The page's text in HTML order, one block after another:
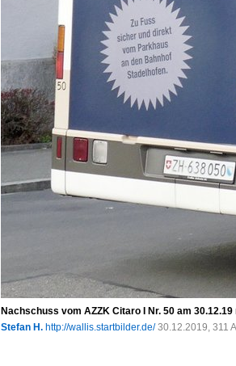
Nachschuss vom AZZK Citaro I Nr. 50 am
Stefan H. http://wallis.startbilder.de/ 30.12.2019, 311